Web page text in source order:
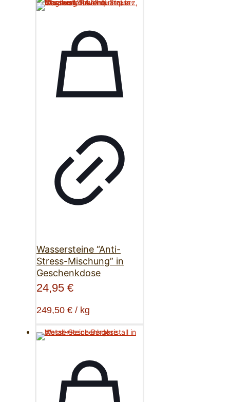
Wassersteine “Anti-
Stress-Mischung” in
Geschenkdose
24,95 €
249,50 € / kg